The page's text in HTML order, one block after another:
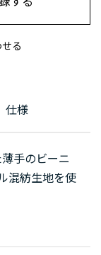
る
仕様
手のビーニ
混紡生地を使